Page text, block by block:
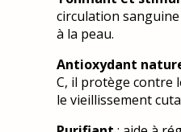
circulation
à la peau.
Antioxydant
C, il protège contre
le vieillissement